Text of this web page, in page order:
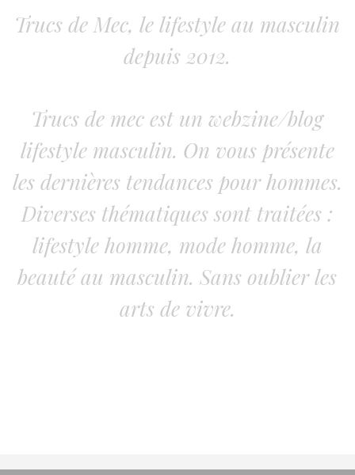
Trucs de Mec, le lifestyle au masculin
depuis 2012.
Trucs de mec est un webzine/blog
lifestyle masculin. On vous présente
les dernières tendances pour hommes.
Diverses thématiques sont traitées :
lifestyle homme, mode homme, la
beauté au masculin. Sans oublier les
arts de vivre.